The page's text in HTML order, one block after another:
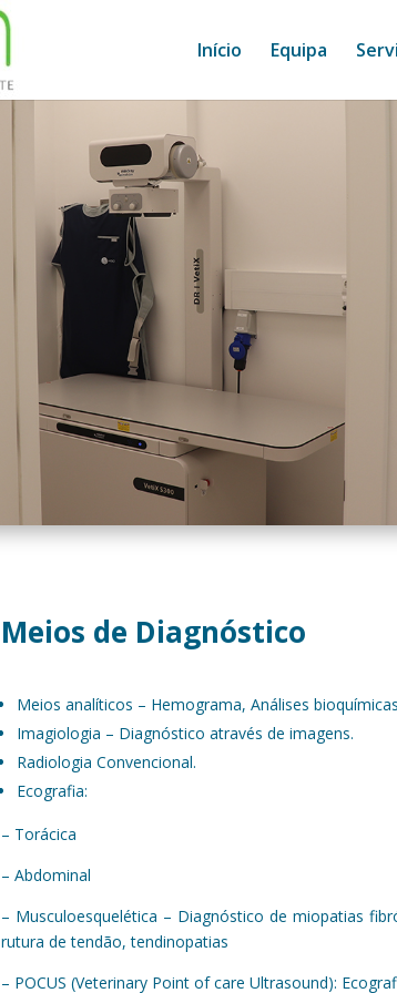
Início Equipa
Meios de Diagnóstico
Meios analíticos – Hemograma, Análises
Imagiologia – Diagnóstico através de imagens.
Radiologia Convencional.
Ecografia:
– Torácica
– Abdominal
– Musculoesquelética – Diagnóstico de miopatias
rutura de tendão, tendinopatias
– POCUS (Veterinary Point of care Ultrasound):